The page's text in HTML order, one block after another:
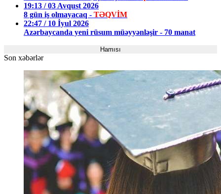
19:13 / 03 Avqust 2026
8 gün iş olmayacaq - TƏQVİM
22:47 / 10 İyul 2026
Azərbaycanda yeni rüsum müəyyənləşir - 70 manat
Hamısı
Son xəbərlər